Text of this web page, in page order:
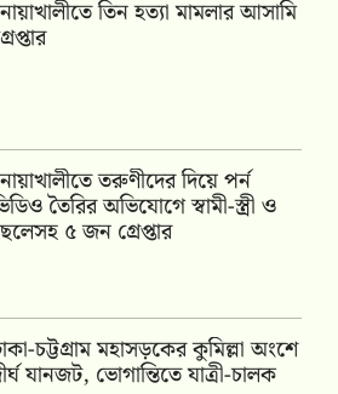
তিন হত্যা মামলার আসামি
তরুণীদের দিয়ে পর্ন
তৈরির অভিযোগে স্বামী-স্ত্রী ও
৫ জন গ্রেপ্তার
চট্টগ্রাম মহাসড়কের কুমিল্লা অংশে
যানজট, ভোগান্তিতে যাত্রী-চালক